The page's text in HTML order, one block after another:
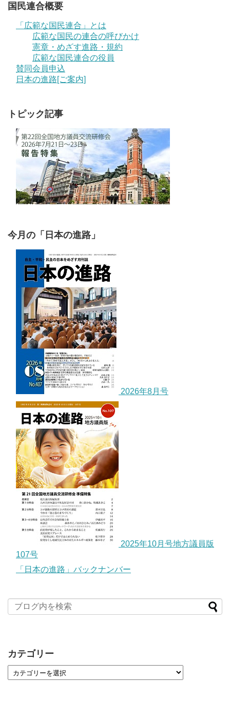
国民連合概要
「広範な国民連合」とは
広範な国民の連合の呼びかけ
憲章・めざす進路・規約
広範な国民連合の役員
賛同会員申込
日本の進路[ご案内]
トピック記事
今月の「日本の進路」
2026年8月号
2025年10月号地方議員版
107号
「日本の進路」バックナンバー
カテゴリー